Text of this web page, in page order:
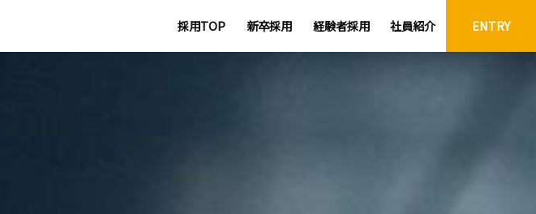
採用TOP 新卒採用 経験者採用 社員紹介 ENTRY